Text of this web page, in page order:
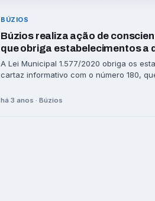
BÚZIOS
Búzios realiza ação de
que obriga estabelecimentos a
A Lei Municipal 1.577/2020 obriga os
cartaz informativo com o número 180,
há 3 anos · Búzios